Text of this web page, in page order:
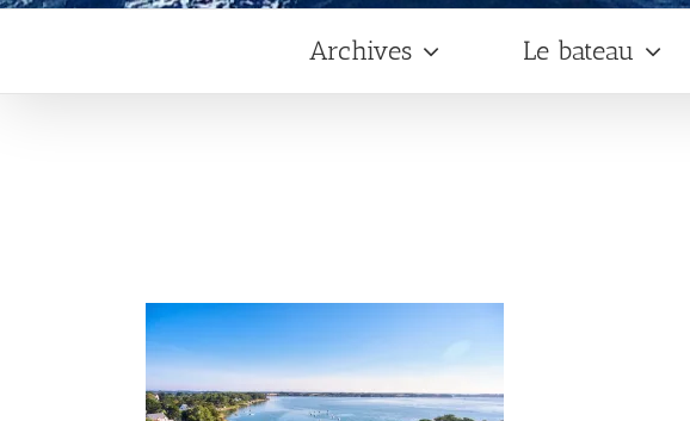
Archives Le bateau